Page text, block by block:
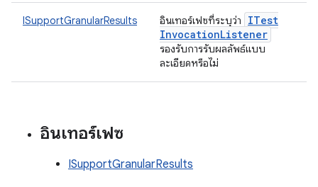
ISupportGranularResults อินเทอร์เฟซที่ระบุว่า
ITest
InvocationListener
รองรับการรับผลลัพธ์แบบ
ละเอียดหรือไม่
อินเทอร์เฟซ
ISupportGranularResults